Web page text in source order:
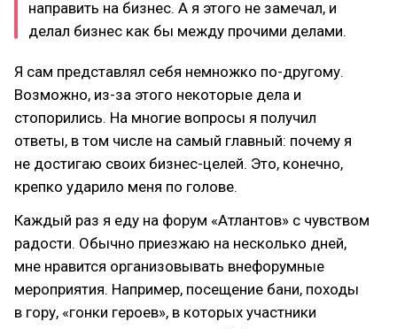
направить на бизнес. А я этого не замечал, и
делал бизнес как бы между прочими делами.
Я сам представлял себя немножко по-другому.
Возможно, из-за этого некоторые дела и
стопорились. На многие вопросы я получил
ответы, в том числе на самый главный: почему я
не достигаю своих бизнес-целей. Это, конечно,
крепко ударило меня по голове.
Каждый раз я еду на форум «Атлантов» с чувством
радости. Обычно приезжаю на несколько дней,
мне нравится организовывать внефорумные
мероприятия. Например, посещение бани, походы
в гору, «гонки героев», в которых участники